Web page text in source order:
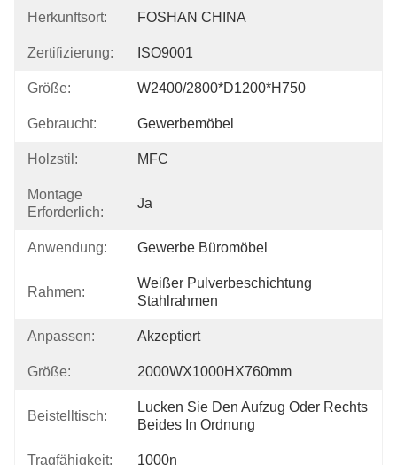
Herkunftsort: FOSHAN CHINA
Zertifizierung: ISO9001
Größe: W2400/2800*D1200*H750
Gebraucht: Gewerbemöbel
Holzstil: MFC
Montage
Erforderlich:
Ja
Anwendung: Gewerbe Büromöbel
Rahmen:
Weißer Pulverbeschichtung
Stahlrahmen
Anpassen: Akzeptiert
Größe: 2000WX1000HX760mm
Beistelltisch:
Lucken Sie Den Aufzug Oder Rechts
Beides In Ordnung
Tragfähigkeit: 1000n